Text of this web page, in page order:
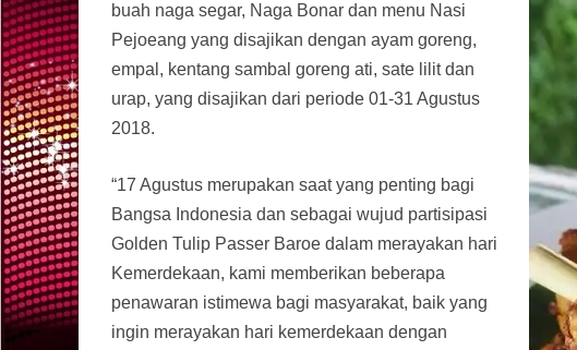
buah naga segar, Naga Bonar dan menu Nasi
Pejoeang yang disajikan dengan ayam goreng,
empal, kentang sambal goreng ati, sate lilit dan
urap, yang disajikan dari periode 01-31 Agustus
2018.
“17 Agustus merupakan saat yang penting bagi
Bangsa Indonesia dan sebagai wujud partisipasi
Golden Tulip Passer Baroe dalam merayakan hari
Kemerdekaan, kami memberikan beberapa
penawaran istimewa bagi masyarakat, baik yang
ingin merayakan hari kemerdekaan dengan